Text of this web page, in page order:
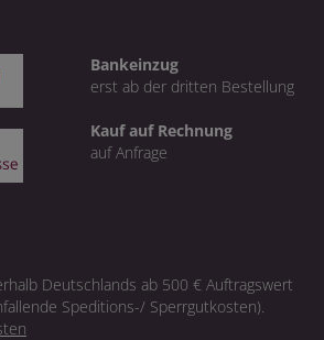
Bankeinzug
erst ab der dritten Bestellung
Kauf auf Rechnung
auf Anfrage
Deutschlands ab 500 € Auftragswert
Speditions-/ Sperrgutkosten).